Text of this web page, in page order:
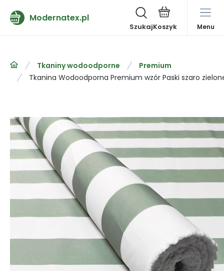
Modernatex.pl
Szukaj Menu
Tkaniny wodoodporne
Premium
Tkanina Wodoodporna Premium wzór Paski szaro